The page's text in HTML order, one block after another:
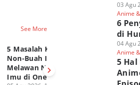
See More
5 Masalah Karakter
Non-Buah Iblis
Melawan Nerona
Imu di One Piece
6 Buah Iblis
Diduga Eksis
Era Void
One Piece
03 Agu
Anime
6
di
04 Agu
Anime
5